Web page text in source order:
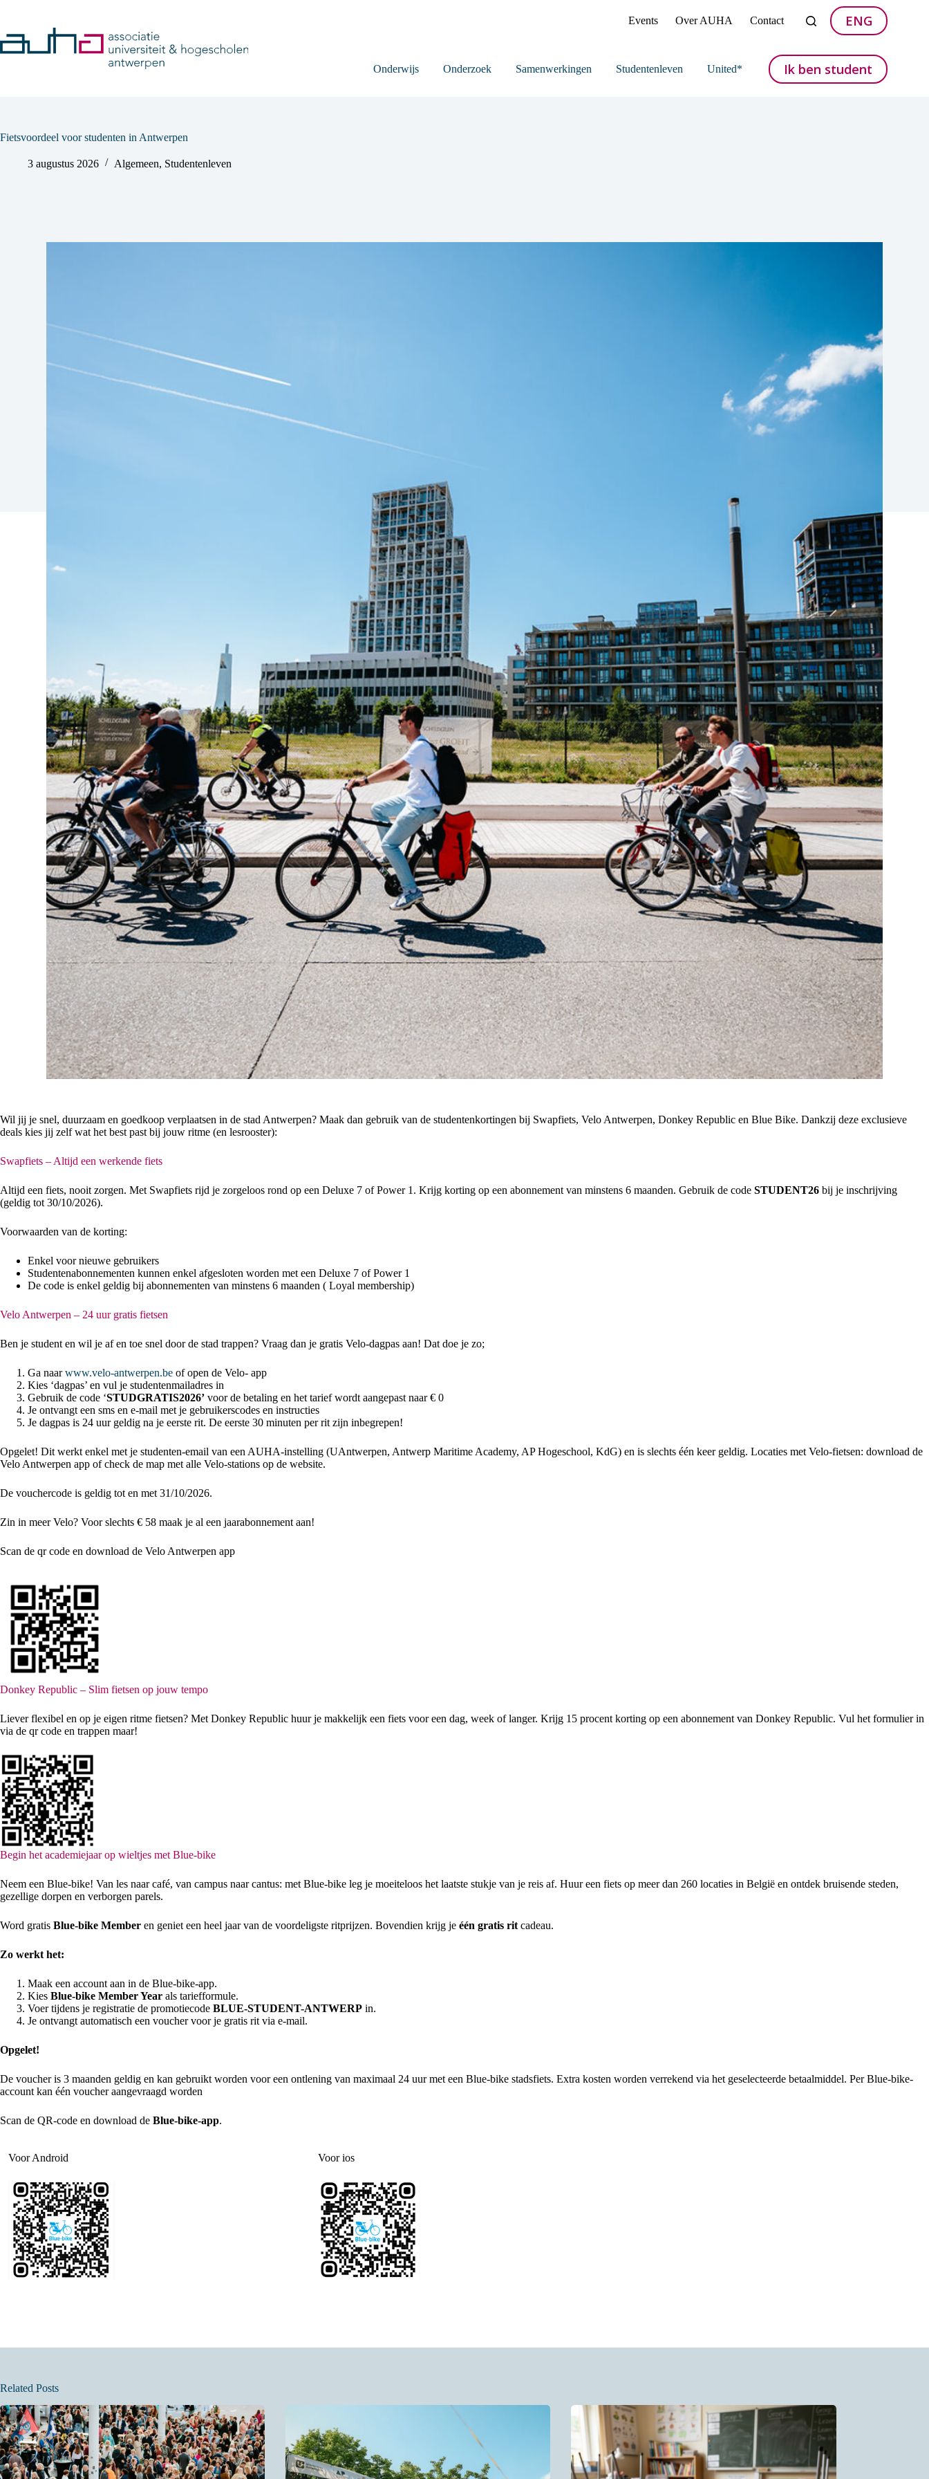
Events Over AUHA Contact ENG
Onderwijs Onderzoek Samenwerkingen Studentenleven United* Ik ben student
Fietsvoordeel voor studenten in Antwerpen
3 augustus 2026 Algemeen, Studentenleven
Wil jij je snel, duurzaam en goedkoop verplaatsen in de stad Antwerpen? Maak dan gebruik van de studentenkortingen bij Swapfiets, Velo Antwerpen, Donkey Republic en Blue Bike. Dankzij deze exclusieve
deals kies jij zelf wat het best past bij jouw ritme (en lesrooster):
Swapfiets – Altijd een werkende fiets
Altijd een fiets, nooit zorgen. Met Swapfiets rijd je zorgeloos rond op een Deluxe 7 of Power 1. Krijg korting op een abonnement van minstens 6 maanden. Gebruik de code STUDENT26 bij je inschrijving
(geldig tot 30/10/2026).
Voorwaarden van de korting:
Enkel voor nieuwe gebruikers
Studentenabonnementen kunnen enkel afgesloten worden met een Deluxe 7 of Power 1
De code is enkel geldig bij abonnementen van minstens 6 maanden ( Loyal membership)
Velo Antwerpen – 24 uur gratis fietsen
Ben je student en wil je af en toe snel door de stad trappen? Vraag dan je gratis Velo-dagpas aan! Dat doe je zo;
Ga naarwww.velo-antwerpen.be of open de Velo- app
Kies ‘dagpas’ en vul je studentenmailadres in
Gebruik de code ‘STUDGRATIS2026’ voor de betaling en het tarief wordt aangepast naar € 0
Je ontvangt een sms en e-mail met je gebruikerscodes en instructies
Je dagpas is 24 uur geldig na je eerste rit. De eerste 30 minuten per rit zijn inbegrepen!
Opgelet! Dit werkt enkel met je studenten-email van een AUHA-instelling (UAntwerpen, Antwerp Maritime Academy, AP Hogeschool, KdG) en is slechts één keer geldig. Locaties met Velo-fietsen: download de
Velo Antwerpen app of check de map met alle Velo-stations op de website.
De vouchercode is geldig tot en met 31/10/2026.
Zin in meer Velo? Voor slechts € 58 maak je al een jaarabonnement aan!
Scan de qr code en download de Velo Antwerpen app
Donkey Republic – Slim fietsen op jouw tempo
Liever flexibel en op je eigen ritme fietsen? Met Donkey Republic huur je makkelijk een fiets voor een dag, week of langer. Krijg 15 procent korting op een abonnement van Donkey Republic. Vul het formulier in
via de qr code en trappen maar!
Begin het academiejaar op wieltjes met Blue-bike
Neem een Blue-bike! Van les naar café, van campus naar cantus: met Blue-bike leg je moeiteloos het laatste stukje van je reis af. Huur een fiets op meer dan 260 locaties in België en ontdek bruisende steden,
gezellige dorpen en verborgen parels.
Word gratis Blue-bike Member en geniet een heel jaar van de voordeligste ritprijzen. Bovendien krijg je één gratis rit cadeau.
Zo werkt het:
Maak een account aan in de Blue-bike-app.
Kies Blue-bike Member Year als tariefformule.
Voer tijdens je registratie de promotiecode BLUE-STUDENT-ANTWERP in.
Je ontvangt automatisch een voucher voor je gratis rit via e-mail.
Opgelet!
De voucher is 3 maanden geldig en kan gebruikt worden voor een ontlening van maximaal 24 uur met een Blue-bike stadsfiets. Extra kosten worden verrekend via het geselecteerde betaalmiddel. Per Blue-bike-
account kan één voucher aangevraagd worden
Scan de QR-code en download de Blue-bike-app.
Voor Android Voor ios
Related Posts